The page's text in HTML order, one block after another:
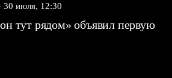
30 июля, 12:30
тут рядом» объявил первую